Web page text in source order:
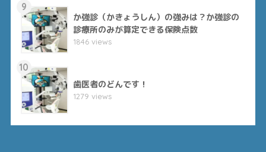
9
か強診（かきょうしん）の強みは？か強診の
診療所のみが算定できる保険点数
1846 views
10
歯医者のどんです！
1279 views